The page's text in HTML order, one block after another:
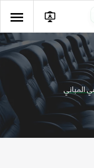
المباني